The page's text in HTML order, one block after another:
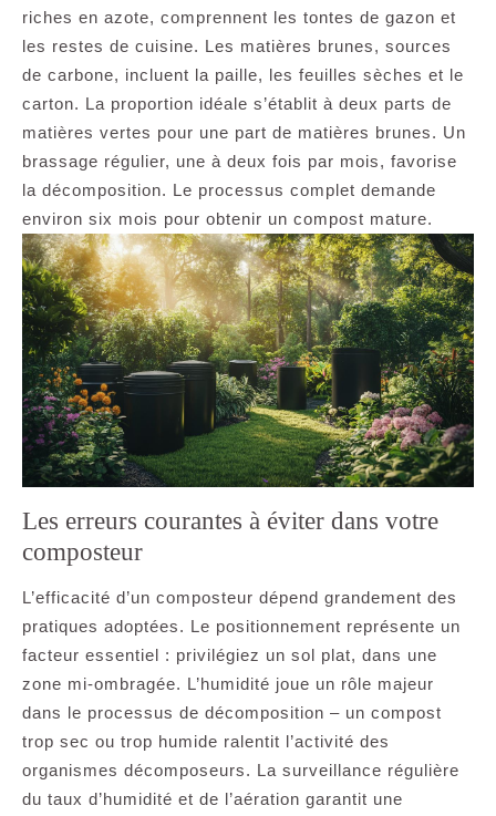
riches en azote, comprennent les tontes de gazon et
les restes de cuisine. Les matières brunes, sources
de carbone, incluent la paille, les feuilles sèches et le
carton. La proportion idéale s’établit à deux parts de
matières vertes pour une part de matières brunes. Un
brassage régulier, une à deux fois par mois, favorise
la décomposition. Le processus complet demande
environ six mois pour obtenir un compost mature.
Les erreurs courantes à éviter dans votre
composteur
L’efficacité d’un composteur dépend grandement des
pratiques adoptées. Le positionnement représente un
facteur essentiel : privilégiez un sol plat, dans une
zone mi-ombragée. L’humidité joue un rôle majeur
dans le processus de décomposition – un compost
trop sec ou trop humide ralentit l’activité des
organismes décomposeurs. La surveillance régulière
du taux d’humidité et de l’aération garantit une